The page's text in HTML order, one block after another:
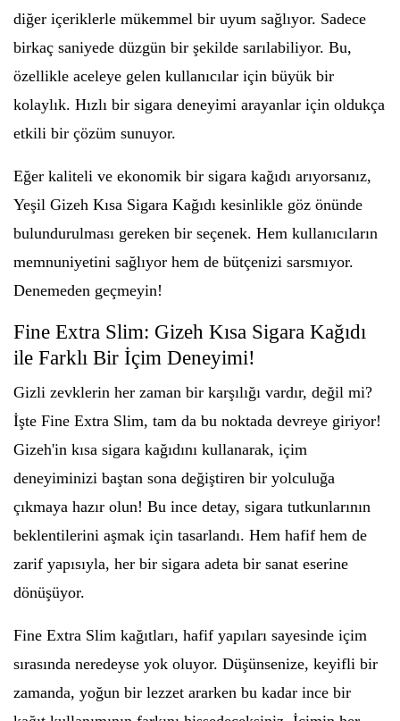
diğer içeriklerle mükemmel bir uyum sağlıyor. Sadece
birkaç saniyede düzgün bir şekilde sarılabiliyor. Bu,
özellikle aceleye gelen kullanıcılar için büyük bir
kolaylık. Hızlı bir sigara deneyimi arayanlar için oldukça
etkili bir çözüm sunuyor.
Eğer kaliteli ve ekonomik bir sigara kağıdı arıyorsanız,
Yeşil Gizeh Kısa Sigara Kağıdı kesinlikle göz önünde
bulundurulması gereken bir seçenek. Hem kullanıcıların
memnuniyetini sağlıyor hem de bütçenizi sarsmıyor.
Denemeden geçmeyin!
Fine Extra Slim: Gizeh Kısa Sigara Kağıdı
ile Farklı Bir İçim Deneyimi!
Gizli zevklerin her zaman bir karşılığı vardır, değil mi?
İşte Fine Extra Slim, tam da bu noktada devreye giriyor!
Gizeh'in kısa sigara kağıdını kullanarak, içim
deneyiminizi baştan sona değiştiren bir yolculuğa
çıkmaya hazır olun! Bu ince detay, sigara tutkunlarının
beklentilerini aşmak için tasarlandı. Hem hafif hem de
zarif yapısıyla, her bir sigara adeta bir sanat eserine
dönüşüyor.
Fine Extra Slim kağıtları, hafif yapıları sayesinde içim
sırasında neredeyse yok oluyor. Düşünsenize, keyifli bir
zamanda, yoğun bir lezzet ararken bu kadar ince bir